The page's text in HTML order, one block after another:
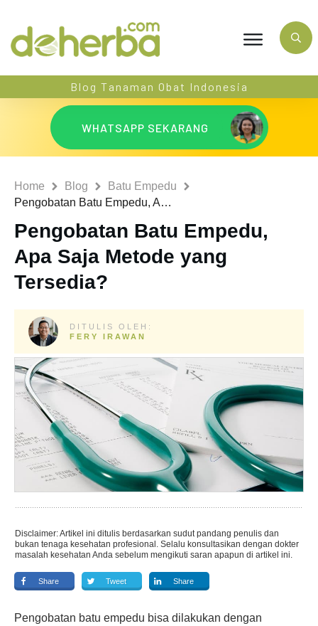
Blog Tanaman Obat Indonesia
WHATSAPP SEKARANG
Home Blog
Batu Empedu
Pengobatan Batu Empedu, Apa Saja Metode yang Tersedia?
Pengobatan Batu Empedu,
Apa Saja Metode yang
Tersedia?
DITULIS OLEH:
FERY IRAWAN
Disclaimer: Artikel ini ditulis berdasarkan sudut pandang penulis dan
bukan tenaga kesehatan profesional. Selalu konsultasikan dengan dokter
masalah kesehatan Anda sebelum mengikuti saran apapun di artikel ini.
Share Tweet Share
Pengobatan batu empedu bisa dilakukan dengan